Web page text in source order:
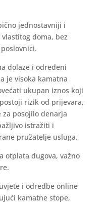
jednostavniji i
doma, bez
dolaze i određeni
je visoka kamatna
ukupan iznos koji
rizik od prijevara,
posojilo denarja
istražiti i
pružatelje usluga.
otplata dugova, važno
i odredbe online
kamatne stope,